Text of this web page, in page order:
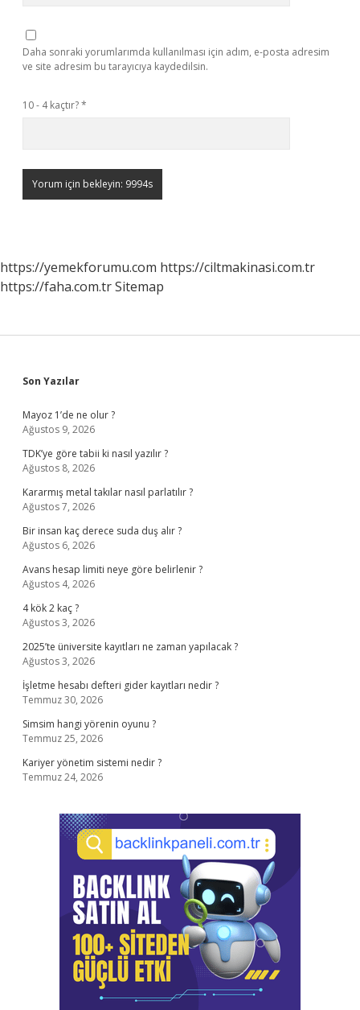
Daha sonraki yorumlarımda kullanılması için adım, e-posta adresim
ve site adresim bu tarayıcıya kaydedilsin.
10 - 4 kaçtır?*
https://yemekforumu.com https://ciltmakinasi.com.tr
https://faha.com.trSitemap
Sidebar
Son Yazılar
Mayoz 1’de ne olur ?
Ağustos 9, 2026
TDK’ye göre tabii ki nasıl yazılır ?
Ağustos 8, 2026
Kararmış metal takılar nasıl parlatılır ?
Ağustos 7, 2026
Bir insan kaç derece suda duş alır ?
Ağustos 6, 2026
Avans hesap limiti neye göre belirlenir ?
Ağustos 4, 2026
4 kök 2 kaç ?
Ağustos 3, 2026
2025’te üniversite kayıtları ne zaman yapılacak ?
Ağustos 3, 2026
İşletme hesabı defteri gider kayıtları nedir ?
Temmuz 30, 2026
Simsim hangi yörenin oyunu ?
Temmuz 25, 2026
Kariyer yönetim sistemi nedir ?
Temmuz 24, 2026